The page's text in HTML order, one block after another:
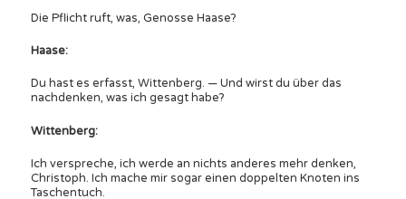
Die Pflicht ruft, was, Genosse Haase?
Haase:
Du hast es erfasst, Wittenberg. — Und wirst du über das
nachdenken, was ich gesagt habe?
Wittenberg:
Ich verspreche, ich werde an nichts anderes mehr denken,
Christoph. Ich mache mir sogar einen doppelten Knoten ins
Taschentuch.